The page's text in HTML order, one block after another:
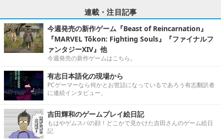
連載・注目記事
今週発売の新作ゲーム『Beast of Reincarnation』
『MARVEL Tōkon: Fighting Souls』『ファイナルフ
ァンタジーXIV』他
今週発売の新作ゲームはこちら。
有志日本語化の現場から
PCゲーマーなら何かとお世話になっているであろう有志翻訳者
に連続インタビュー。
吉田輝和のゲームプレイ絵日記
もはやゲムスパの顔！どこかで見かけた吉田さんのゲーム絵日
記